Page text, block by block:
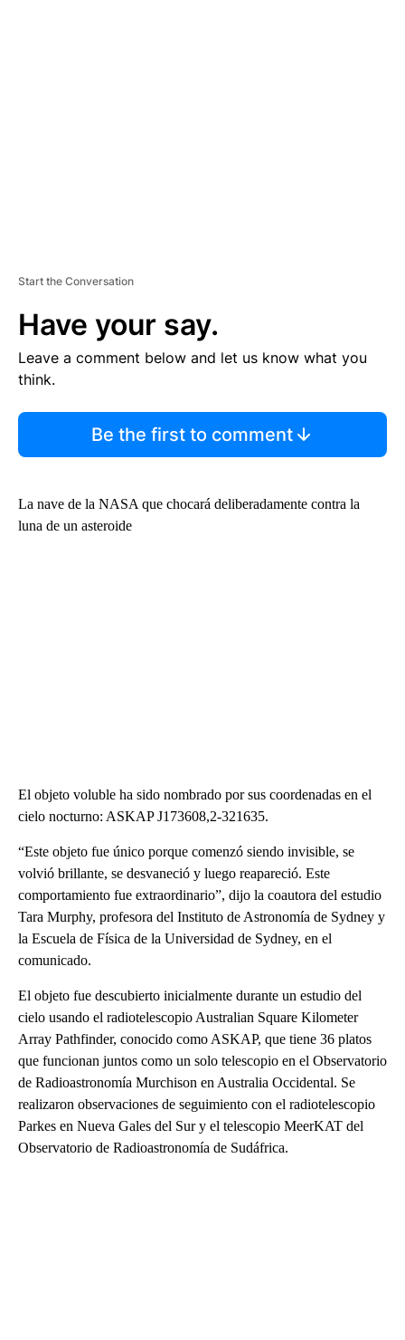
Start the Conversation
Have your say.
Leave a comment below and let us know what you
think.
Be the first to comment
La nave de la NASA que chocará deliberadamente contra la
luna de un asteroide
El objeto voluble ha sido nombrado por sus coordenadas en el
cielo nocturno: ASKAP J173608,2-321635.
“Este objeto fue único porque comenzó siendo invisible, se
volvió brillante, se desvaneció y luego reapareció. Este
comportamiento fue extraordinario”, dijo la coautora del estudio
Tara Murphy, profesora del Instituto de Astronomía de Sydney y
la Escuela de Física de la Universidad de Sydney, en el
comunicado.
El objeto fue descubierto inicialmente durante un estudio del
cielo usando el radiotelescopio Australian Square Kilometer
Array Pathfinder, conocido como ASKAP, que tiene 36 platos
que funcionan juntos como un solo telescopio en el Observatorio
de Radioastronomía Murchison en Australia Occidental. Se
realizaron observaciones de seguimiento con el radiotelescopio
Parkes en Nueva Gales del Sur y el telescopio MeerKAT del
Observatorio de Radioastronomía de Sudáfrica.